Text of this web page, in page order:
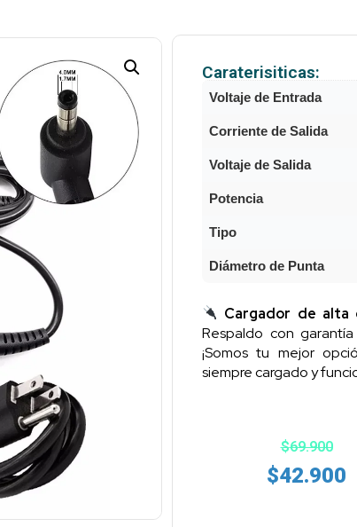
Caraterisiticas:
Voltaje de Entrada
Corriente de Salida
Voltaje de Salida
Potencia
Tipo
Diámetro de Punta
Cargador de alta
Respaldo con
¡Somos tu mejor
siempre cargado y
$69.900
$42.900